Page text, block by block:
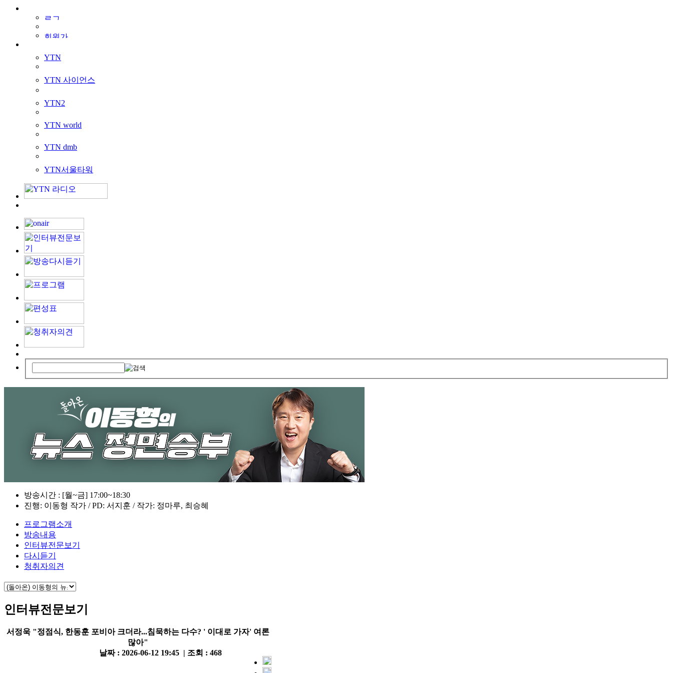
YTN
YTN 사이언스
YTN2
YTN world
YTN dmb
YTN서울타워
방송시간 : [월~금] 17:00~18:30
진행: 이동형 작가 / PD: 서지훈 / 작가: 정마루, 최승혜
프로그램소개
방송내용
인터뷰전문보기
다시듣기
청취자의견
인터뷰전문보기
서정욱 "정점식, 한동훈 포비아 크더라...침묵하는 다수? ' 이대로 가자' 여론
많아"
날짜 : 2026-06-12 19:45 | 조회 : 468